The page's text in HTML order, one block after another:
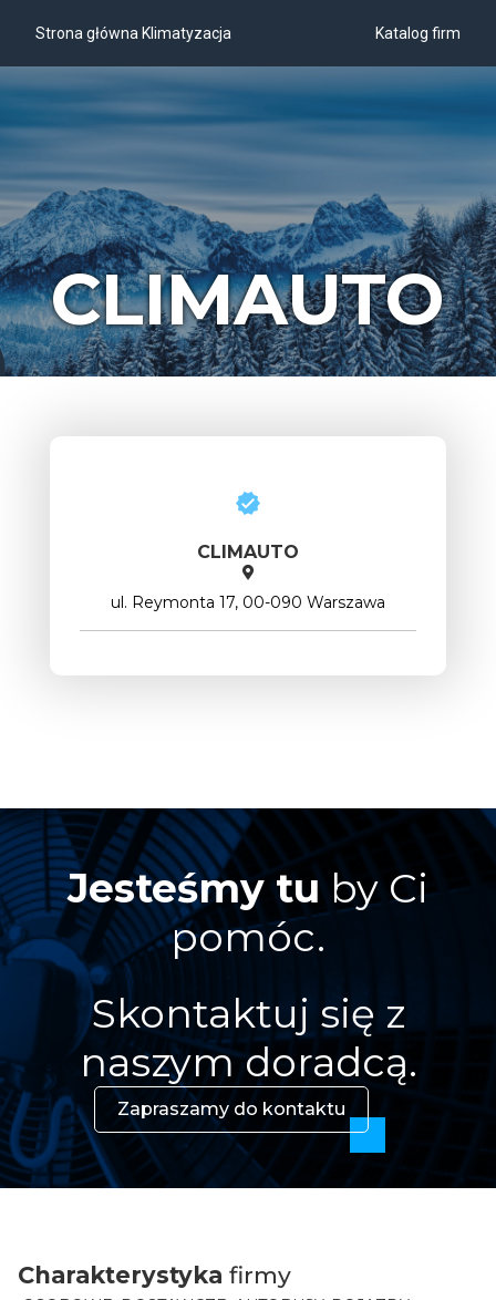
Strona główna Klimatyzacja Katalog firm
CLIMAUTO
CLIMAUTO
ul. Reymonta 17, 00-090 Warszawa
Jesteśmy tu by Ci
pomóc.
Skontaktuj się z
naszym doradcą.
Zapraszamy do kontaktu
Charakterystyka firmy